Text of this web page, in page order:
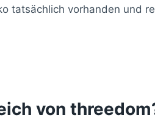
tatsächlich vorhanden und
von